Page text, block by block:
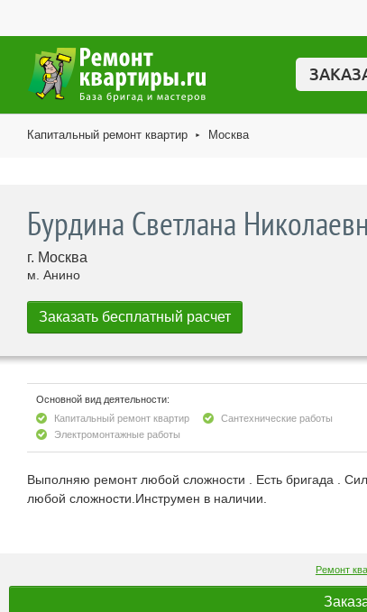
Капитальный ремонт квартир ► Москва
Бурдина Светлана
г. Москва
м. Анино
Основной вид деятельности:
Капитальный ремонт квартир
Сантехнические работы
Электромонтажные работы
Выполняю ремонт любой сложности . Есть бригада .
любой сложности.Инструмен в наличии.
Ремонт